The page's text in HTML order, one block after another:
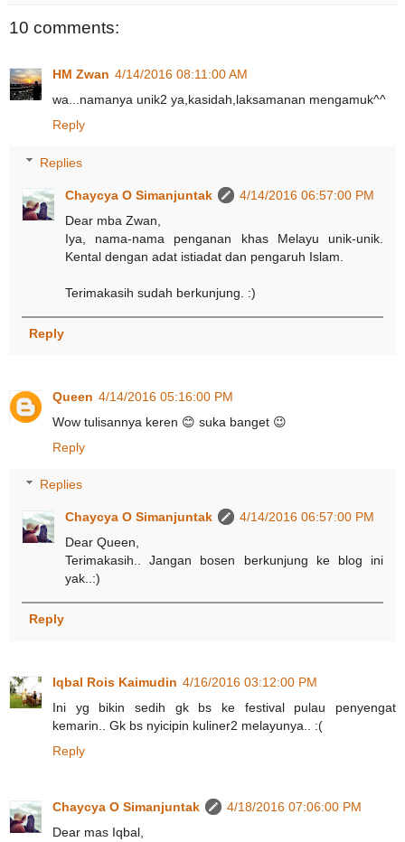
10 comments:
HM Zwan 4/14/2016 08:11:00 AM
wa...namanya unik2 ya,kasidah,laksamanan mengamuk^^
Reply
Replies
Chaycya O Simanjuntak
4/14/2016 06:57:00 PM
Dear mba Zwan,
Iya, nama-nama penganan khas Melayu unik-unik.
Kental dengan adat istiadat dan pengaruh Islam.
Terimakasih sudah berkunjung. :)
Reply
Queen 4/14/2016 05:16:00 PM
Wow tulisannya keren 😊 suka banget 😉
Reply
Replies
Chaycya O Simanjuntak
4/14/2016 06:57:00 PM
Dear Queen,
Terimakasih.. Jangan bosen berkunjung ke blog ini
yak..:)
Reply
Iqbal Rois Kaimudin 4/16/2016 03:12:00 PM
Ini yg bikin sedih gk bs ke festival pulau penyengat
kemarin.. Gk bs nyicipin kuliner2 melayunya.. :(
Reply
Chaycya O Simanjuntak
4/18/2016 07:06:00 PM
Dear mas Iqbal,